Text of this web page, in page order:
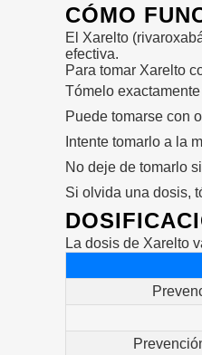
CÓMO
El Xarelto
efectiva.
Para tomar Xarelto
Tómelo
Puede tomarse con
Intente tomarlo a la
No deje de tomarlo
Si olvida una dosis,
La dosis de Xarelto